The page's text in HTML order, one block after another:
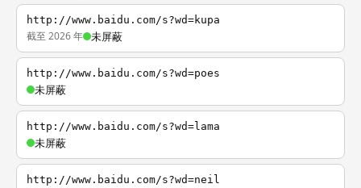
http://www.baidu.com/s?wd=kupa
截至 2026 年 未屏蔽
http://www.baidu.com/s?wd=poes
未屏蔽
http://www.baidu.com/s?wd=lama
未屏蔽
http://www.baidu.com/s?wd=neil